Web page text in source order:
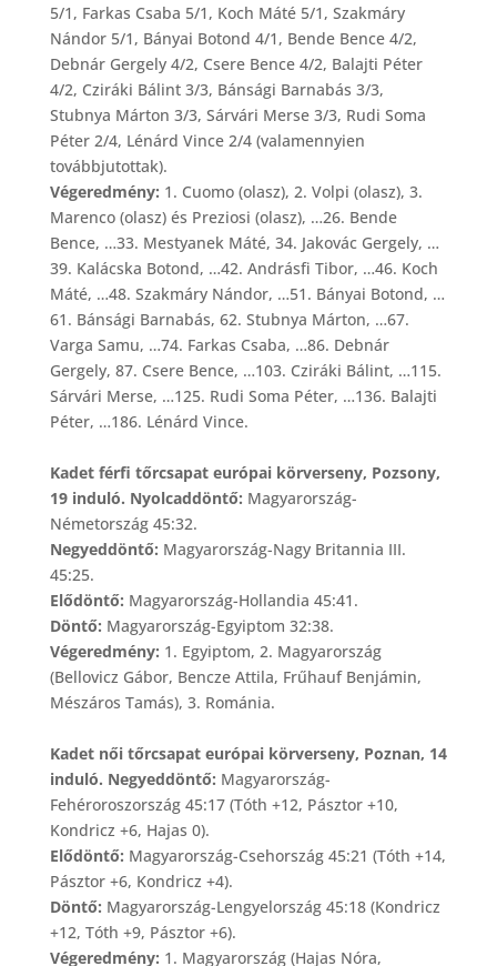
5/1, Farkas Csaba 5/1, Koch Máté 5/1, Szakmáry
Nándor 5/1, Bányai Botond 4/1, Bende Bence 4/2,
Debnár Gergely 4/2, Csere Bence 4/2, Balajti Péter
4/2, Cziráki Bálint 3/3, Bánsági Barnabás 3/3,
Stubnya Márton 3/3, Sárvári Merse 3/3, Rudi Soma
Péter 2/4, Lénárd Vince 2/4 (valamennyien
továbbjutottak).
Végeredmény: 1. Cuomo (olasz), 2. Volpi (olasz), 3.
Marenco (olasz) és Preziosi (olasz), …26. Bende
Bence, …33. Mestyanek Máté, 34. Jakovác Gergely, …
39. Kalácska Botond, …42. Andrásfi Tibor, …46. Koch
Máté, …48. Szakmáry Nándor, …51. Bányai Botond, …
61. Bánsági Barnabás, 62. Stubnya Márton, …67.
Varga Samu, …74. Farkas Csaba, …86. Debnár
Gergely, 87. Csere Bence, …103. Cziráki Bálint, …115.
Sárvári Merse, …125. Rudi Soma Péter, …136. Balajti
Péter, …186. Lénárd Vince.
Kadet férfi tőrcsapat európai körverseny, Pozsony,
19 induló. Nyolcaddöntő: Magyarország-
Németország 45:32.
Negyeddöntő: Magyarország-Nagy Britannia III.
45:25.
Elődöntő: Magyarország-Hollandia 45:41.
Döntő: Magyarország-Egyiptom 32:38.
Végeredmény: 1. Egyiptom, 2. Magyarország
(Bellovicz Gábor, Bencze Attila, Frűhauf Benjámin,
Mészáros Tamás), 3. Románia.
Kadet női tőrcsapat európai körverseny, Poznan, 14
induló. Negyeddöntő: Magyarország-
Fehéroroszország 45:17 (Tóth +12, Pásztor +10,
Kondricz +6, Hajas 0).
Elődöntő: Magyarország-Csehország 45:21 (Tóth +14,
Pásztor +6, Kondricz +4).
Döntő: Magyarország-Lengyelország 45:18 (Kondricz
+12, Tóth +9, Pásztor +6).
Végeredmény: 1. Magyarország (Hajas Nóra,